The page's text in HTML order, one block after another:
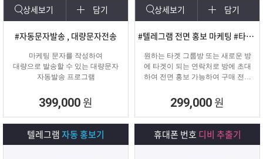
상세보기 담기
#자동문자발송 , 대량문자전송
마케팅 문자를 작성하여
대량으로 발송할 수 있는 대량문자
자동발송 프로그램
399,000 원
상세보기 담기
#텔레그램 전면 홍보 마케팅 #타겟팅 회원 유입
원하는 타겟 그룹방 또는 새로운 방
에 타겟이 되는 연락처로 방에 초대
하여 전면 홍보 가능하여 구매 전환
299,000 원
텔레그램자동 홍보기 휴대폰 번호 디비 추출기